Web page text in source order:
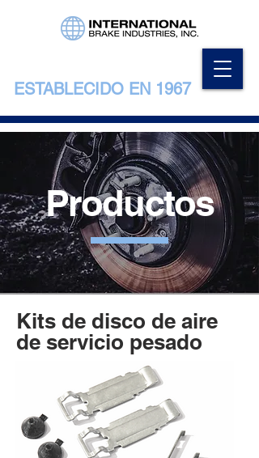
ESTABLECIDO EN 1967
Productos
Kits de disco de aire
de servicio pesado